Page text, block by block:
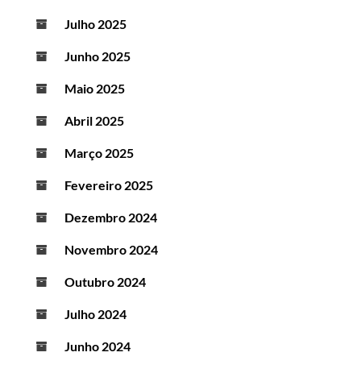
Julho 2025
Junho 2025
Maio 2025
Abril 2025
Março 2025
Fevereiro 2025
Dezembro 2024
Novembro 2024
Outubro 2024
Julho 2024
Junho 2024